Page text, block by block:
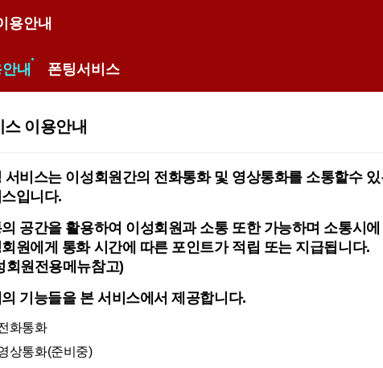
용안내
내 폰팅서비스
스 이용안내
서비스는 이성회원간의 전화통화 및 영상통화를 소통할수
입니다.
공간을 활용하여 이성회원과 소통 또한 가능하며 소통시에
원에게 통화 시간에 따른 포인트가 적립 또는 지급됩니다.
회원전용메뉴참고)
기능들을 본 서비스에서 제공합니다.
화통화
상통화(준비중)